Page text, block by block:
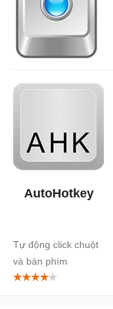
AutoHotkey
Tự động click chuột
và bàn phím